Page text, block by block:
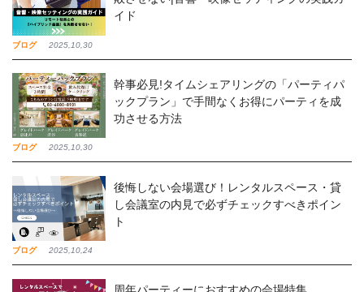
ブログ 2025,10,30
イド
ブログ 2025,10,30
幹事必見!タイムシェアリングの「パーティパ
ックプラン」で手間なくお得にパーティを成
功させる方法
ブログ 2025,10,24
後悔しない会場選び！レンタルスペース・貸
し会議室の内見で必ずチェックすべきポイン
ト